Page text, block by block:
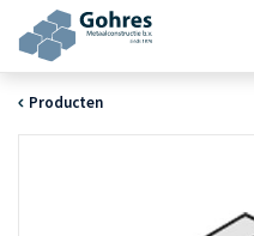
Producten